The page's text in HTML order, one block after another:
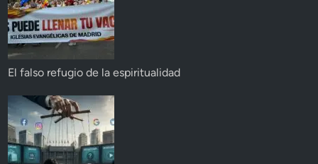
El falso refugio de la espiritualidad